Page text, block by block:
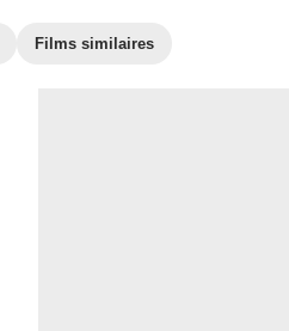
Films similaires